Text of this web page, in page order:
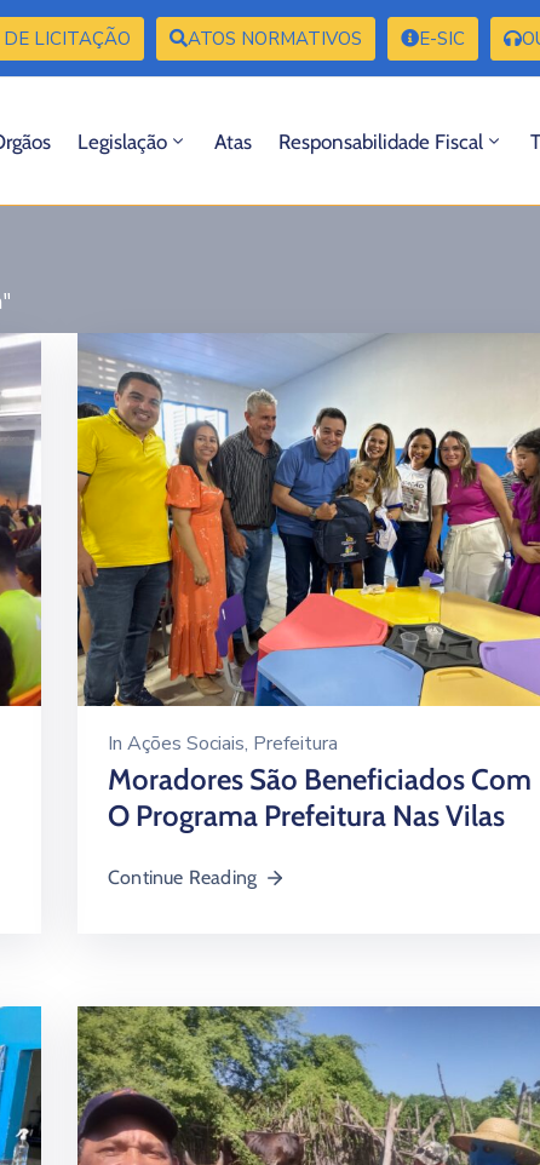
LICITAÇÃO ATOS NORMATIVOS E-SIC
Legislação Atas Responsabilidade Fiscal
In Ações Sociais‚ Prefeitura
Moradores São Beneficiados Com
O Programa Prefeitura Nas Vilas
Continue Reading